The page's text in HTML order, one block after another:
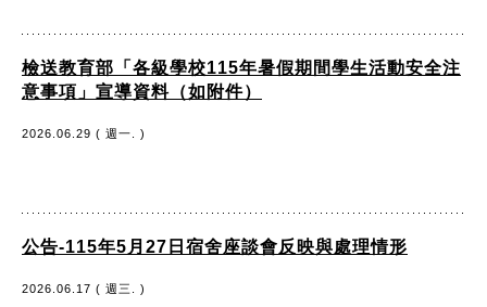
檢送教育部「各級學校115年暑假期間學生活動安全注
意事項」宣導資料（如附件）
2026.06.29 ( 週一. )
公告-115年5月27日宿舍座談會反映與處理情形
2026.06.17 ( 週三. )